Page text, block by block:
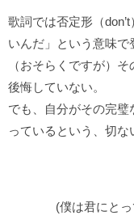
歌詞では否定形（
いんだ」という意味で
（おそらくですが）
後悔していない。
でも、自分がその完璧
っているという、切な
(僕は君にと